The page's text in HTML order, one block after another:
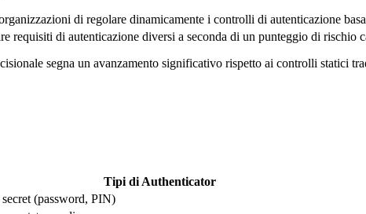
di regolare dinamicamente i controlli di autenticazione
requisiti di autenticazione diversi a seconda di un punteggio di rischio
segna un avanzamento significativo rispetto ai controlli statici
Tipi di Authenticator
(password, PIN)